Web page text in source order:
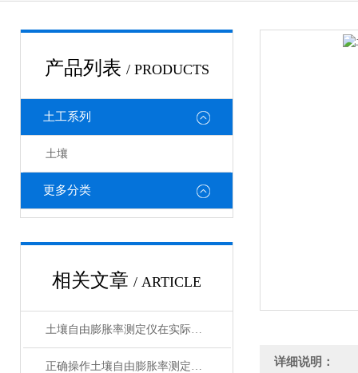
产品列表 / PRODUCTS
土工系列
土壤
更多分类
相关文章 / ARTICLE
土壤自由膨胀率测定仪在实际操作中的常见问题相应解决方法分享
正确操作土壤自由膨胀率测定仪可确保获得准确可靠的测试结果 详细说明：